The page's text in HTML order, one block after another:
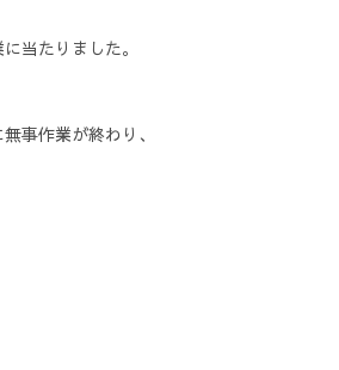
当たりました。
事作業が終わり、